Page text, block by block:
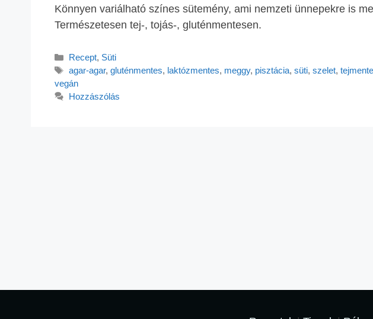
Könnyen variálható színes sütemény, ami nemzeti ünnepekre is
Természetesen tej-, tojás-, gluténmentesen.
Recept, Süti
agar-agar,gluténmentes, laktózmentes, meggy, pisztácia,süti,szelet,
vegán
Hozzászólás